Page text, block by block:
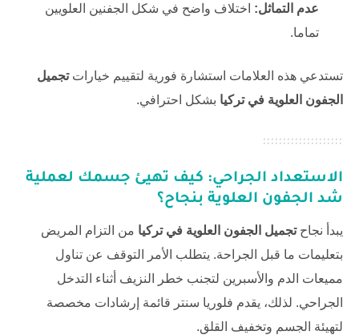
عدم التماثل: اختلاف واضح في شكل الجفنين العلويين
تماما.
تستدعي هذه العلامات استشارة فورية لتقييم خياراتتجميل
الجفون العلوية في تركيا بشكل احترافي.
الاستعداد الجراحي: كيف تهيئ جسمك لعملية
شد الجفون العلوية بنجاح؟
يبدأ نجاحتجميل الجفون العلوية في تركيا من التزام المريض
بتعليمات ما قبل الجراحة. يتطلب الأمر التوقف عن تناول
مميعات الدم والأسبرين لتجنب خطر النزيف أثناء التدخل
الجراحي. لذلك، يقدم فلوريا سنتر قائمة إرشادات مخصصة
لتهيئة الجسم وتخفيف القلق.